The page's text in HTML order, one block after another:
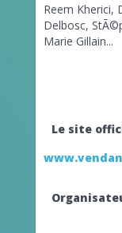
Reem Kherici,
Delbosc,
Marie Gillain...
Le site